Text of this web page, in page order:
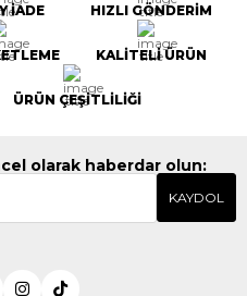
İADE HIZLI GÖNDERİM
KALİTELİ ÜRÜN
ÜRÜN ÇEŞİTLİLİĞİ
olarak haberdar olun:
KAYDOL